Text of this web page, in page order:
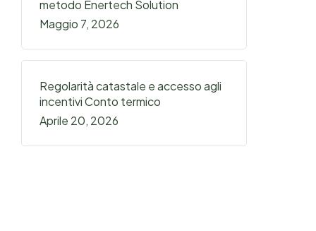
metodo Enertech Solution
Maggio 7, 2026
Regolarità catastale e accesso agli
incentivi Conto termico
Aprile 20, 2026